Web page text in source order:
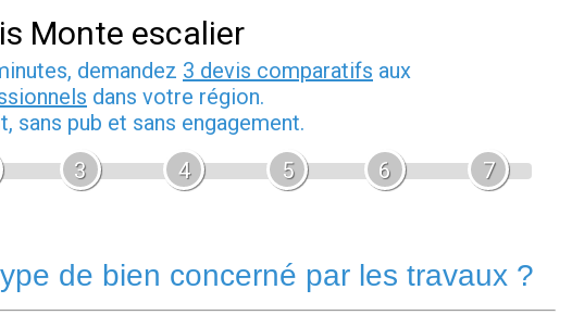
Monte escalier
demandez 3 devis comparatifs aux
dans votre région.
sans pub et sans engagement.
3 4 5 6 7
de bien concerné par les travaux ?